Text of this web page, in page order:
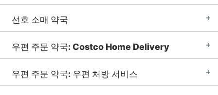
선호 소매 약국
우편 주문 약국: Costco Home Delivery
우편 주문 약국: 우편 처방 서비스